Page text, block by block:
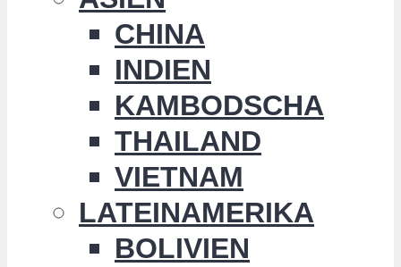
CHINA
INDIEN
KAMBODSCHA
THAILAND
VIETNAM
LATEINAMERIKA
BOLIVIEN